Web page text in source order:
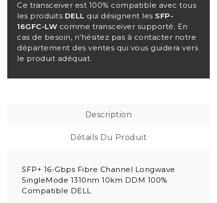
Ce transceiver est 100% compatible avec tous
les produits DELL qui désignent les SFP-
16GFC-LW comme transceiver supporté. En
cas de besoin, n’hésitez pas à contacter notre
département des ventes qui vous guidera vers
le produit adéquat.
Description
Détails Du Produit
SFP+ 16-Gbps Fibre Channel Longwave
SingleMode 1310nm 10km DDM 100%
Compatible DELL